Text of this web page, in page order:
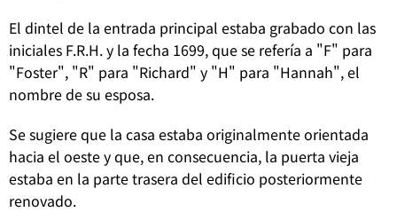
El dintel de la entrada principal estaba grabado con las
iniciales F.R.H. y la fecha 1699, que se refería a "F" para
"Foster", "R" para "Richard" y "H" para "Hannah", el
nombre de su esposa.
Se sugiere que la casa estaba originalmente orientada
hacia el oeste y que, en consecuencia, la puerta vieja
estaba en la parte trasera del edificio posteriormente
renovado.